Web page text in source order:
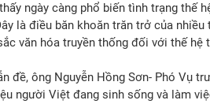
ngày càng phổ biến tình trạng thế
là điều băn khoăn trăn trở của
văn hóa truyền thống đối với thế hệ
đề, ông Nguyễn Hồng Sơn- Phó Vụ
người Việt đang sinh sống và làm